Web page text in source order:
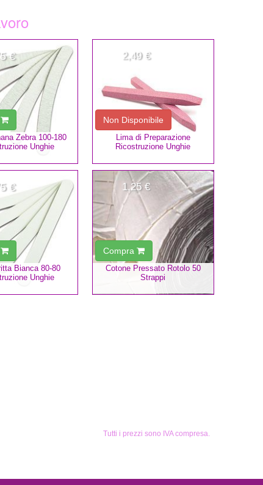
Zebra 100-180
Unghie
€
Lima di Preparazione
Ricostruzione Unghie
2,49 €
Non Disponibile
Bianca 80-80
Unghie
€
Cotone Pressato Rotolo 50
Strappi
1,25 €
Compra
Tutti i prezzi sono IVA compresa.